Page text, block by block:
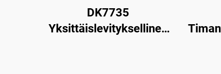
DK7735
Yksittäislevityksellinen